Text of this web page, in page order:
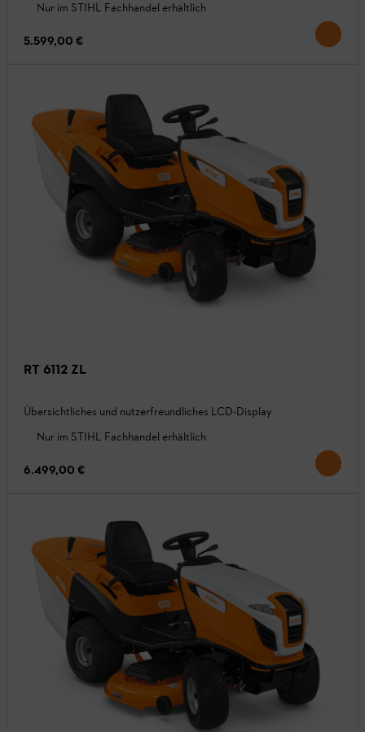
Nur im STIHL Fachhandel erhältlich
5.599,00 €
RT 6112 ZL
Übersichtliches und nutzerfreundliches LCD-Display
Nur im STIHL Fachhandel erhältlich
6.499,00 €